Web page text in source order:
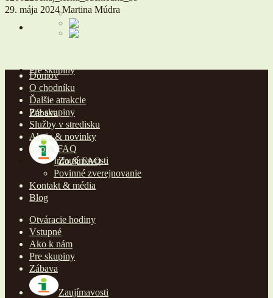
Ako k nám
Pre skupiny
Zábava
Zaujímavosti
29. mája 2024 Martina Múdra
Domov
O chodníku
Ďalšie atrakcie
Pre skupiny
Služby v stredisku
Akcie & novinky
Info & FAQ
Info & FAQ
Povinné zverejnovanie
Kontakt & média
Blog
Otváracie hodiny
Vstupné
Ako k nám
Pre skupiny
Zábava
Zaujímavosti